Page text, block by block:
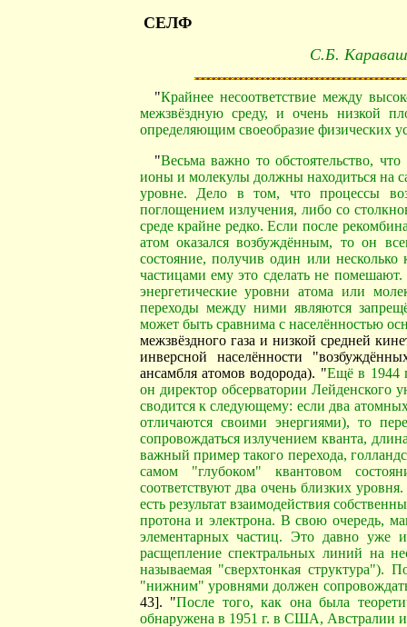
СЕЛФ
С.Б.
"Крайнее несоответствие между
межзвёздную среду, и очень низкой
определяющим своеобразие физических
"Весьма важно то обстоятельство,
ионы и молекулы должны находиться на
уровне. Дело в том, что процессы
поглощением излучения, либо со
среде крайне редко. Если после
атом оказался возбуждённым, то он
состояние, получив один или
частицами ему это сделать не
энергетические уровни атома или
переходы между ними являются
может быть сравнима с населённостью
межзвёздного газа и низкой средней
инверсной населённости
ансамбля атомов водорода). "Ещё в 1944
он директор обсерватории Лейденского
сводится к следующему: если два
отличаются своими энергиями), то
сопровождаться излучением кванта,
важный пример такого перехода,
самом "глубоком" квантовом
соответствуют два очень близких
есть результат взаимодействия
протона и электрона. В свою очередь,
элементарных частиц. Это давно уже
расщепление спектральных линий на
называемая "сверхтонкая
"нижним" уровнями должен
43]. "После того, как она была
обнаружена в 1951 г. в США, Австралии